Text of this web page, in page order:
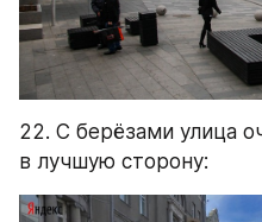
22. С берёзами улица
в лучшую сторону: